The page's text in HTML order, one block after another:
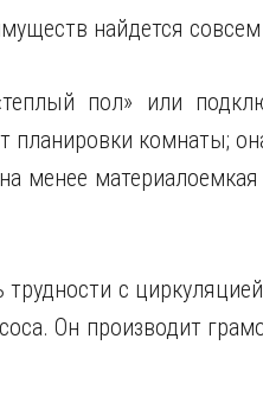
найдется
пол» или
планировки комнаты;
менее
с
Он производит